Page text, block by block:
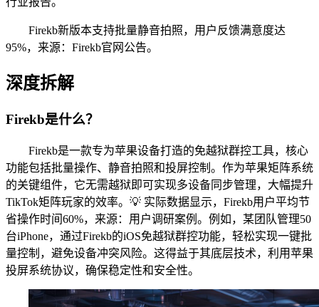
Firekb新版本支持批量静音拍照，用户反馈满意度达
95%，来源：Firekb官网公告。
深度拆解
Firekb是什么？
Firekb是一款专为苹果设备打造的免越狱群控工具，核心
功能包括批量操作、静音拍照和投屏控制。作为苹果矩阵系统
的关键组件，它无需越狱即可实现多设备同步管理，大幅提升
TikTok矩阵玩家的效率。💡 实际数据显示，Firekb用户平均节
省操作时间60%，来源：用户调研案例。例如，某团队管理50
台iPhone，通过Firekb的iOS免越狱群控功能，轻松实现一键批
量控制，避免设备冲突风险。这得益于其底层技术，利用苹果
投屏系统协议，确保稳定性和安全性。